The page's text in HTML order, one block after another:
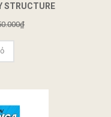
STRUCTURE